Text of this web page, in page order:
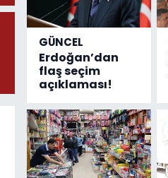
GÜNCEL
Erdoğan’dan
flaş seçim
açıklaması!